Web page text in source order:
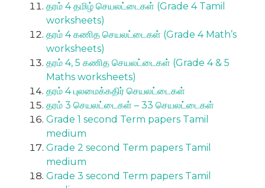
தரம் 4 தமிழ் செயலட்டைகள் (Grade 4 Tamil
worksheets)
தரம் 4 கணித செயலட்டைகள் (Grade 4 Math’s
worksheets)
தரம் 4, 5 கணித செயலட்டைகள் (Grade 4 & 5
Maths worksheets)
தரம் 4 புலமைக்கதிர் செயலட்டைகள்
தரம் 3 செயலட்டைகள் – 33 செயலட்டைகள்
Grade 1 second Term papers Tamil
medium
Grade 2 second Term papers Tamil
medium
Grade 3 second Term papers Tamil